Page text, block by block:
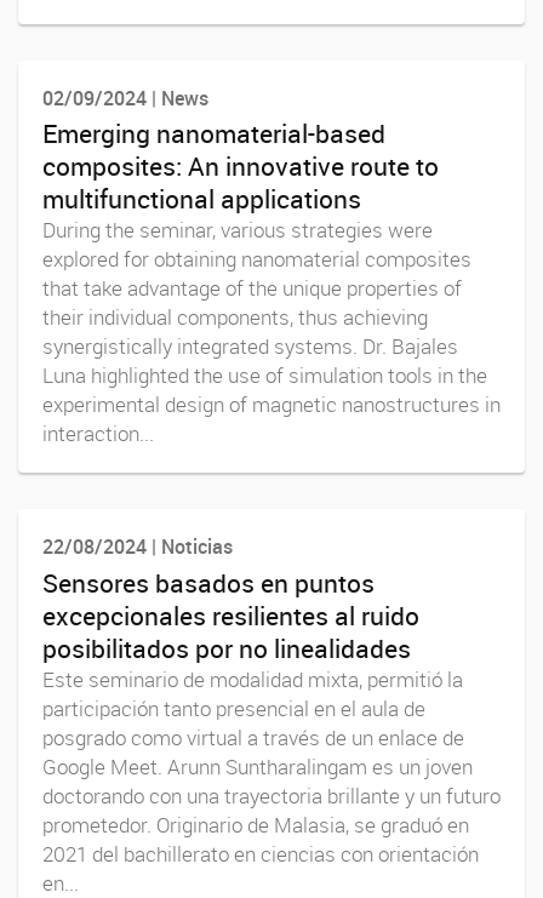
02/09/2024 | News
Emerging nanomaterial-based
composites: An innovative route to
multifunctional applications
During the seminar, various strategies were
explored for obtaining nanomaterial composites
that take advantage of the unique properties of
their individual components, thus achieving
synergistically integrated systems. Dr. Bajales
Luna highlighted the use of simulation tools in the
experimental design of magnetic nanostructures in
interaction...
22/08/2024 | Noticias
Sensores basados en puntos
excepcionales resilientes al ruido
posibilitados por no linealidades
Este seminario de modalidad mixta, permitió la
participación tanto presencial en el aula de
posgrado como virtual a través de un enlace de
Google Meet. Arunn Suntharalingam es un joven
doctorando con una trayectoria brillante y un futuro
prometedor. Originario de Malasia, se graduó en
2021 del bachillerato en ciencias con orientación
en...